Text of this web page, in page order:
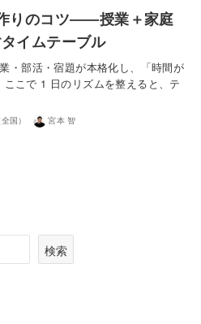
りのコツ――授業＋家庭
イムテーブル
・部活・宿題が本格化し、「時間が
こで 1 日のリズムを整えると、テ
国） 宮本 智
検索